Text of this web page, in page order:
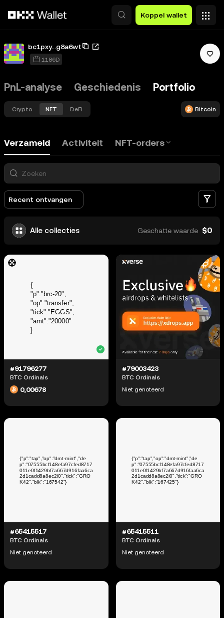
Koppel wallet
bc1pxy...g8a6wt
1186D
PnL-analyse Geschiedenis Portfolio
Crypto NFT DeFi Bitcoin
Verzameld Activiteit NFT-orders
Recent ontvangen
Alle collecties Geschatte waarde $0
#91796277
BTC Ordinals
0,00678
#79003423
BTC Ordinals
Niet genoteerd
#65415517
BTC Ordinals
Niet genoteerd
#65415511
BTC Ordinals
Niet genoteerd